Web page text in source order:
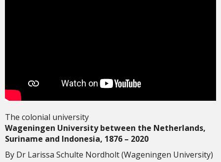
The colonial university
Wageningen University between the Netherlands,
Suriname and Indonesia, 1876 – 2020
By Dr Larissa Schulte Nordholt (Wageningen University)